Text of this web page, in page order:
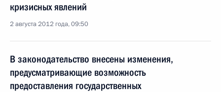
кризисных явлений
2 августа 2012 года, 09:50
В законодательство внесены изменения,
предусматривающие возможность
предоставления государственных